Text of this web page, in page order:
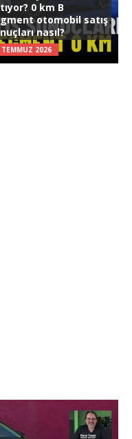
0 km B
otomobil satış
nasıl?
2026